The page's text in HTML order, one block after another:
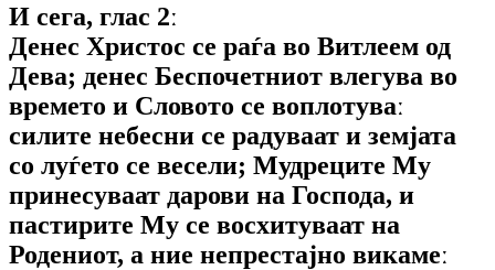
И сега, глас 2ː
Денес Христос се раѓа во Витлеем од
Дева; денес Беспочетниот влегува во
времето и Словото се воплотуваː
силите небесни се радуваат и земјата
со луѓето се весели; Мудреците Му
принесуваат дарови на Господа, и
пастирите Му се восхитуваат на
Родениот, а ние непрестајно викамеː